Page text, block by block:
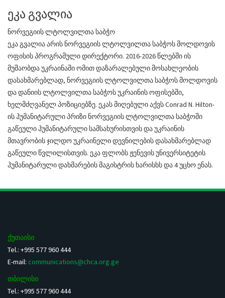
ეკა გვალია
ნორვეგიის ლტოლვილთა საბჭო
ეკა გვალია არის ნორვეგიის ლტოლვილთა საბჭოს მოლდოვის
ოფისის პროგრამული დირექტორი. 2016-2026 წლებში ის
მუშაობდა უკრაინაში ომით დაზარალებული მოსახლეობის
დასახმარებლად, ნორვეგიის ლტოლვილთა საბჭოს მოლდოვის
და დანიის ლტოლვილთა საბჭოს უკრაინის ოფისებში,
ხელმძღვანელ პოზიციებზე. ეკას მიღებული აქვს Conrad N. Hilton-
ის ჰუმანიტარული პრიზი ნორვეგიის ლტოლვილთა საბჭოში
გაწეული ჰუმანიტარული სამსახურისთვის და უკრაინის
მთავრობის ჯილდო უკრაინელი დევნილების დასახმარებლად
გაწეული წვლილისთვის. ეკა ფლობს ჟენევის უნივერსიტეტის
ჰუმანიტარული დახმარების მაგისტრის ხარისხს და 4 უცხო ენას.
ქუთაისი
Tel.: +995 577 960 444
E-mail: communications@chca.org.ge
თბილისი
Tel.: +995 577 960 444